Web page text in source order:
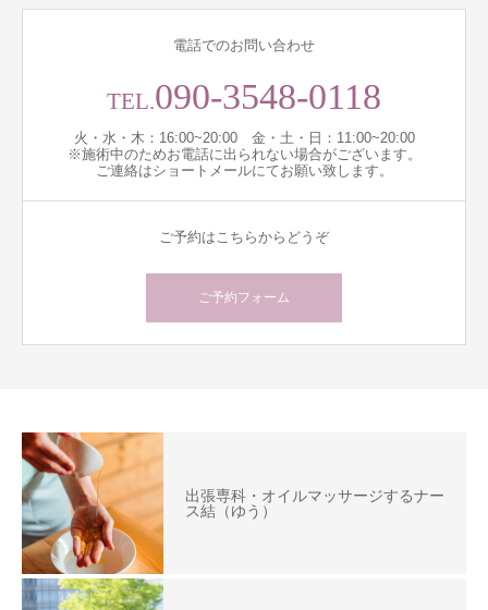
電話でのお問い合わせ
TEL.090-3548-0118
火・水・木：16:00~20:00 金・土・日：11:00~20:00
※施術中のためお電話に出られない場合がございます。
ご連絡はショートメールにてお願い致します。
ご予約はこちらからどうぞ
ご予約フォーム
出張専科・オイルマッサージするナー
ス結（ゆう）